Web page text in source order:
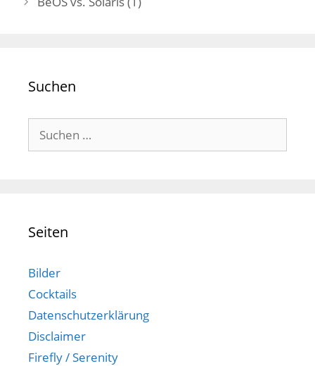
Suchen
Suchen
nach:
Seiten
Bilder
Cocktails
Datenschutzerklärung
Disclaimer
Firefly / Serenity